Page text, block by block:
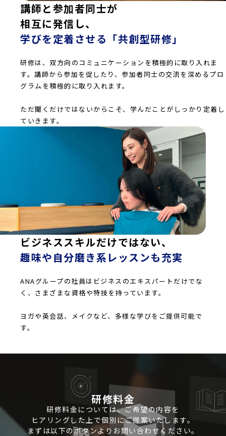
講師と参加者同士が
相互に発信し、
学びを定着させる「共創型研修」
研修は、双方向のコミュニケーションを積極的に取り入れま
す。講師から参加を促したり、参加者同士の交流を深めるプロ
グラムを積極的に取り入れます。
ただ聞くだけではないからこそ、学んだことがしっかり定着し
ていきます。
ビジネススキルだけではない、
趣味や自分磨き系レッスンも充実
ANAグループの社員はビジネスのエキスパートだけでな
く、さまざまな資格や特技を持っています。
ヨガや英会話、メイクなど、多様な学びをご提供可能で
す。
研修料金
研修料金については、ご希望の内容を
ヒアリングした上で個別にご提案いたします。
まずは以下のボタンよりお問い合わせください。